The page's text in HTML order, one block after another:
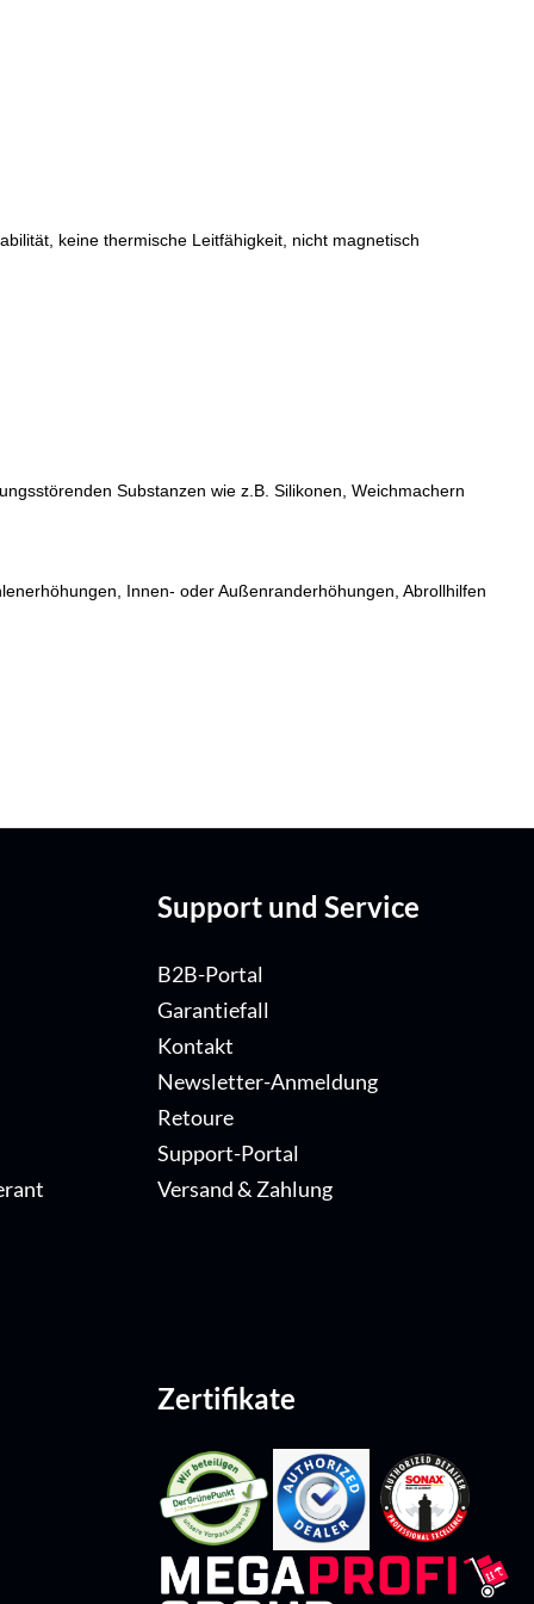
keine thermische Leitfähigkeit, nicht magnetisch
Substanzen wie z.B. Silikonen, Weichmachern
Innen- oder Außenranderhöhungen, Abrollhilfen
Support und Service
B2B-Portal
Garantiefall
Kontakt
Newsletter-Anmeldung
Retoure
Support-Portal
Versand & Zahlung
Zertifikate